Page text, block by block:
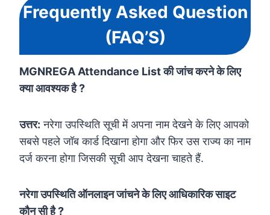
Frequently Asked Question
(FAQ’S)
MGNREGA Attendance List की जांच करने के लिए
क्या आवश्यक है ?
उत्तर: नरेगा उपस्थिति सूची में अपना नाम देखने के लिए आपको
सबसे पहले जॉब कार्ड दिखाना होगा और फिर उस राज्य का नाम
दर्ज करना होगा जिसकी सूची आप देखना चाहते हैं.
नरेगा उपस्थिति ऑनलाइन जांचने के लिए आधिकारिक साइट
कौन सी है ?